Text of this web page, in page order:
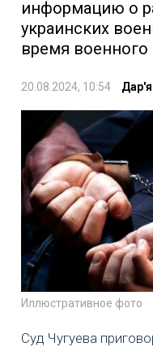
информацию о
украинских
время
20.08.2024, 10:54 Дар'я
Иллюстративное фото
Суд Чугуева